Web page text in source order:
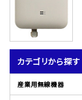
カテゴリから探す
産業用無線機器